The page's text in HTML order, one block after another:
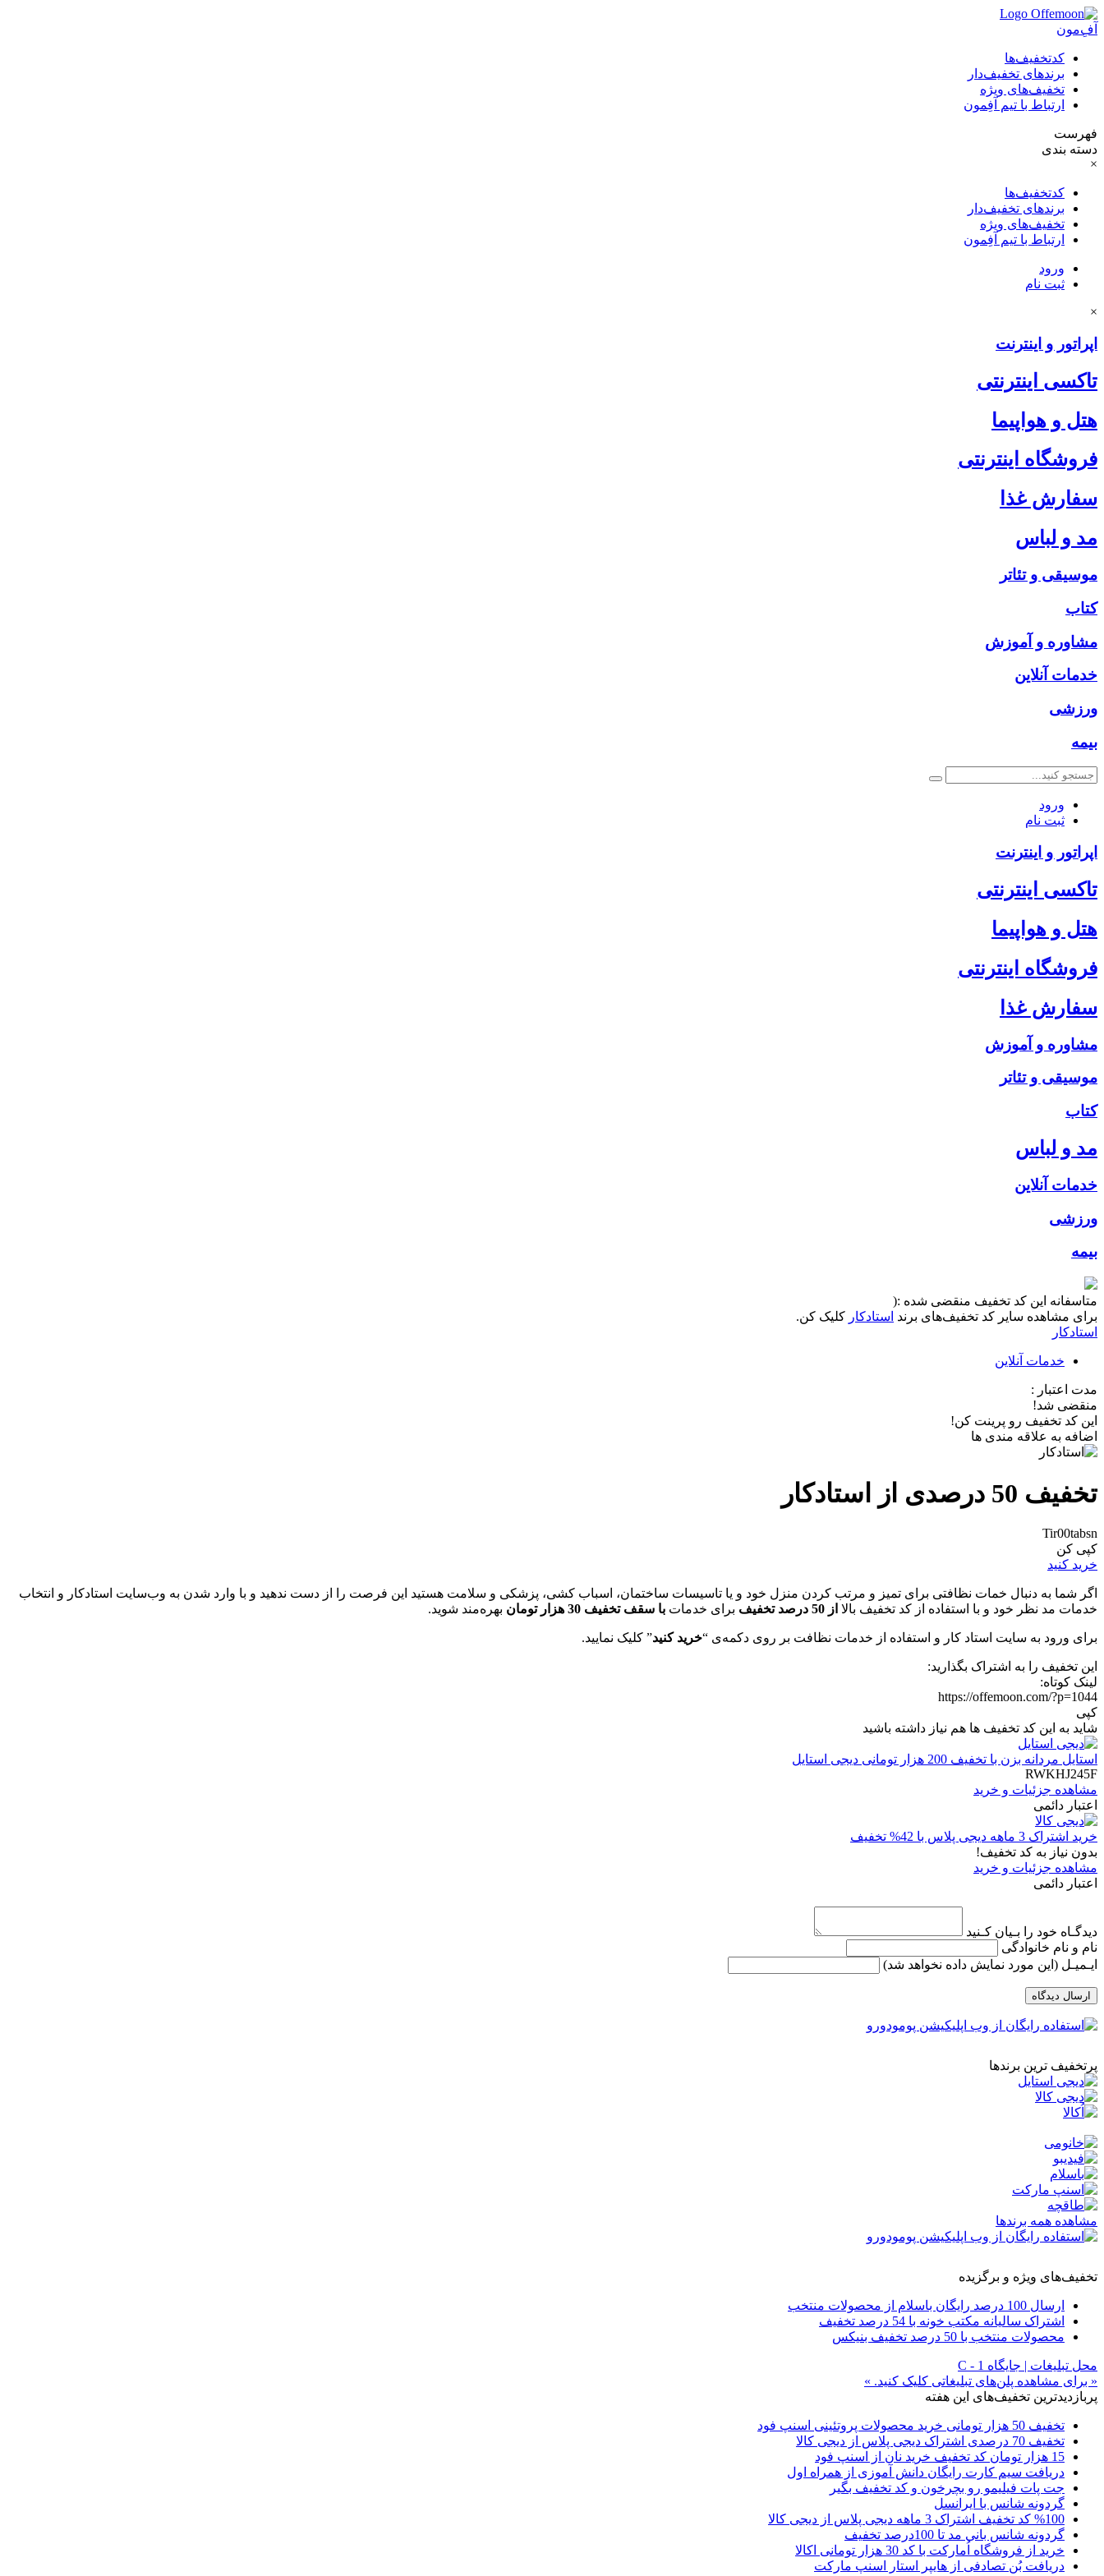
آفِ‌مون
کدتخفیف‌ها
برندهای تخفیف‌دار
تخفیف‌های ویژه
ارتباط با تیم آفِمون
فهرست
دسته بندی
×
کدتخفیف‌ها
برندهای تخفیف‌دار
تخفیف‌های ویژه
ارتباط با تیم آفِمون
ورود
ثبت نام
×
اپراتور و اینترنت
تاکسی اینترنتی
هتل و هواپیما
فروشگاه اینترنتی
سفارش غذا
مد و لباس
موسیقی و تئاتر
کتاب
مشاوره و آموزش
خدمات آنلاین
ورزشی
بیمه
ورود
ثبت نام
اپراتور و اینترنت
تاکسی اینترنتی
هتل و هواپیما
فروشگاه اینترنتی
سفارش غذا
مشاوره و آموزش
موسیقی و تئاتر
کتاب
مد و لباس
خدمات آنلاین
ورزشی
بیمه
متاسفانه این کد تخفیف منقضی شده :(
برای مشاهده سایر کد تخفیف‌های برند استادکار کلیک کن.
استادکار
خدمات آنلاین
مدت اعتبار :
منقضی شد!
این کد تخفیف رو پرینت کن!
اضافه به علاقه مندی ها
تخفیف 50 درصدی از استادکار
Tir00tabsn
کپی کن
خرید کنید
اگر شما به دنبال خمات نظافتی برای تمیز و مرتب کردن منزل خود و یا تاسیسات ساختمان، اسباب کشی، پزشکی و سلامت هستید این فرصت را از دست ندهید و با وارد شدن به وب‌سایت استادکار و انتخاب
خدمات مد نظر خود و با استفاده از کد تخفیف بالا از 50 درصد تخفیف برای خدمات با سقف تخفیف 30 هزار تومان بهره‌مند شوید.
برای ورود به سایت استاد کار و استفاده از خدمات نظافت بر روی دکمه‌ی “خرید کنید” کلیک نمایید.
این تخفیف را به اشتراک بگذارید:
لینک کوتاه:
https://offemoon.com/?p=1044
کپی
شاید به این کد تخفیف ها هم نیاز داشته باشید
استایل مردانه بزن با تخفیف 200 هزار تومانی دیجی استایل
RWKHJ245F
مشاهده جزئیات و خرید
اعتبار دائمی
خرید اشتراک 3 ماهه دیجی پلاس با 42% تخفیف
بدون نیاز به کد تخفیف!
مشاهده جزئیات و خرید
اعتبار دائمی
دیدگـاه خود را بـیان کـنید
نام و نام خانوادگی
ایـمیـل (این مورد نمایش داده نخواهد شد)
ارسال دیدگاه
پرتخفیف ترین برندها
مشاهده همه برندها
تخفیف‌های ویژه و برگزیده
ارسال 100 درصد رایگان باسلام از محصولات منتخب
اشتراک سالیانه مکتب خونه با 54 درصد تخفیف
محصولات منتخب با 50 درصد تخفیف بنیکس
محل تبلیغات | جایگاه C - 1
« برای مشاهده پلن‌های تبلیغاتی کلیک کنید. »
پربازدیدترین تخفیف‌های این هفته
تخفیف 50 هزار تومانی خرید محصولات پروتئینی اسنپ فود
تخفیف 70 درصدی اشتراک دیجی پلاس از دیجی کالا
15 هزار تومان کد تخفیف خرید نان از اسنپ فود
دریافت سیم کارت رایگان دانش آموزی از همراه اول
جت پات فیلیمو رو بچرخون و کد تخفیف بگیر
گردونه شانس با ایرانسل
%100 کد تخفیف اشتراک 3 ماهه دیجی پلاس از دیجی کالا
گردونه شانس بانی مد تا 100درصد تخفیف
خرید از فروشگاه اُمارکت با کد 30 هزار تومانی اکالا
دریافت بُن تصادفی از هایپر استار اسنپ مارکت